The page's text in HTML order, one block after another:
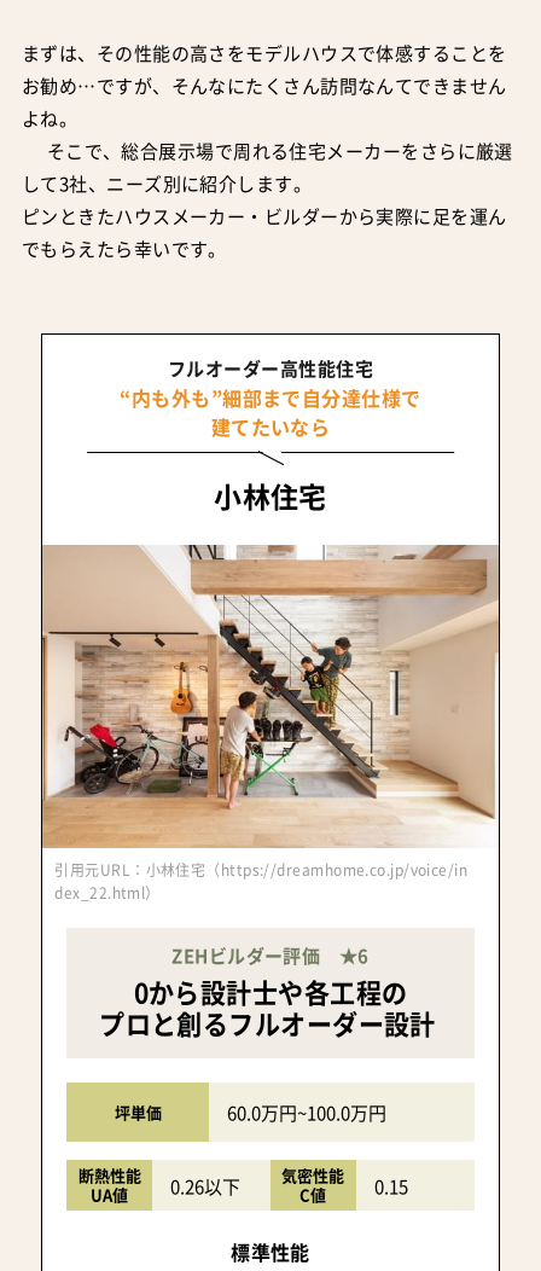
まずは、その性能の高さをモデルハウスで体感することを
お勧め…ですが、そんなにたくさん訪問なんてできません
よね。
そこで、総合展示場で周れる住宅メーカーをさらに厳選
して3社、ニーズ別に紹介します。
ピンときたハウスメーカー・ビルダーから実際に足を運ん
でもらえたら幸いです。
フルオーダー高性能住宅
“内も外も”細部まで自分達仕様で
建てたいなら
小林住宅
引用元URL：小林住宅（https://dreamhome.co.jp/voice/in
dex_22.html）
ZEHビルダー評価 ★6
0から設計士や各工程の
プロと創るフルオーダー設計
坪単価 60.0万円~100.0万円
断熱性能
UA値
0.26以下
気密性能
C値
0.15
標準性能